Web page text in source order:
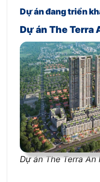
Dự án đang triển
Dự án The Terra
Dự án The Terra An